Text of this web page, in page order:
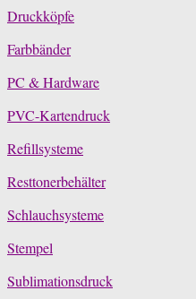
Druckköpfe
Farbbänder
PC & Hardware
PVC-Kartendruck
Refillsysteme
Resttonerbehälter
Schlauchsysteme
Stempel
Sublimationsdruck